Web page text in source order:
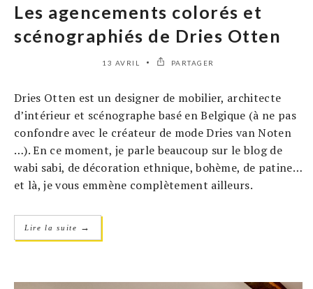
Les agencements colorés et
scénographiés de Dries Otten
13 AVRIL PARTAGER
Dries Otten est un designer de mobilier, architecte
d’intérieur et scénographe basé en Belgique (à ne pas
confondre avec le créateur de mode Dries van Noten
…). En ce moment, je parle beaucoup sur le blog de
wabi sabi, de décoration ethnique, bohème, de patine…
et là, je vous emmène complètement ailleurs.
Lire la suite →